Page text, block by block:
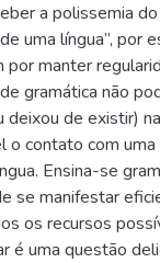
a polissemia
uma língua”, por
manter
gramática não
de existir)
contato com uma
Ensina-se
se manifestar
os recursos
é uma questão